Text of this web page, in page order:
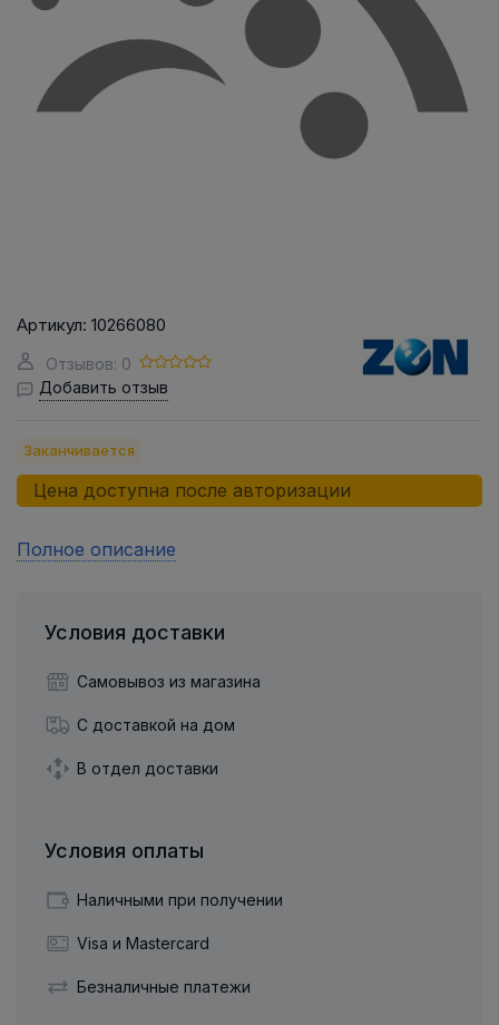
Артикул: 10266080
Отзывов: 0
Добавить отзыв
Заканчивается
Цена доступна после авторизации
Полное описание
Условия доставки
Самовывоз из магазина
С доставкой на дом
В отдел доставки
Условия оплаты
Наличными при получении
Visa и Mastercard
Безналичные платежи